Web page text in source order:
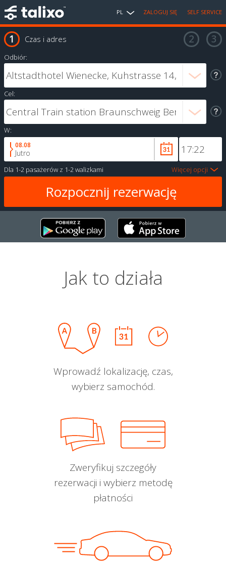
PL ZALOGUJ SIĘ SELF SERVICE
Czas i adres
Odbiór:
Cel:
W:
08.08
Jutro
Dla 1-2 pasażerów z 1-2 walizkami Więcej opcji
Jak to działa
Wprowadź lokalizację, czas,
wybierz samochód.
Zweryfikuj szczegóły
rezerwacji i wybierz metodę
płatności